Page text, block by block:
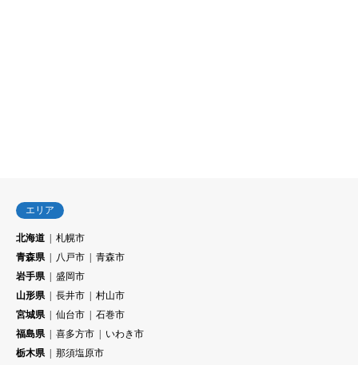
エリア
北海道
札幌市
青森県
八戸市
青森市
岩手県
盛岡市
山形県
長井市
村山市
宮城県
仙台市
石巻市
福島県
喜多方市
いわき市
栃木県
那須塩原市